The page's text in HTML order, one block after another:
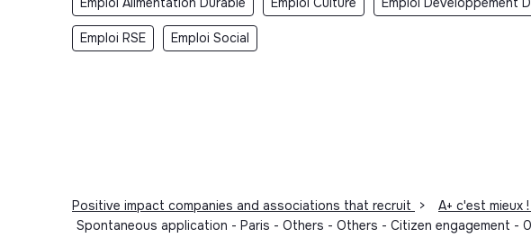
Emploi RSE Emploi Social
Positive impact companies and associations that recruit > A+ c'est mieux
Spontaneous application - Paris - Others - Others - Citizen engagement -